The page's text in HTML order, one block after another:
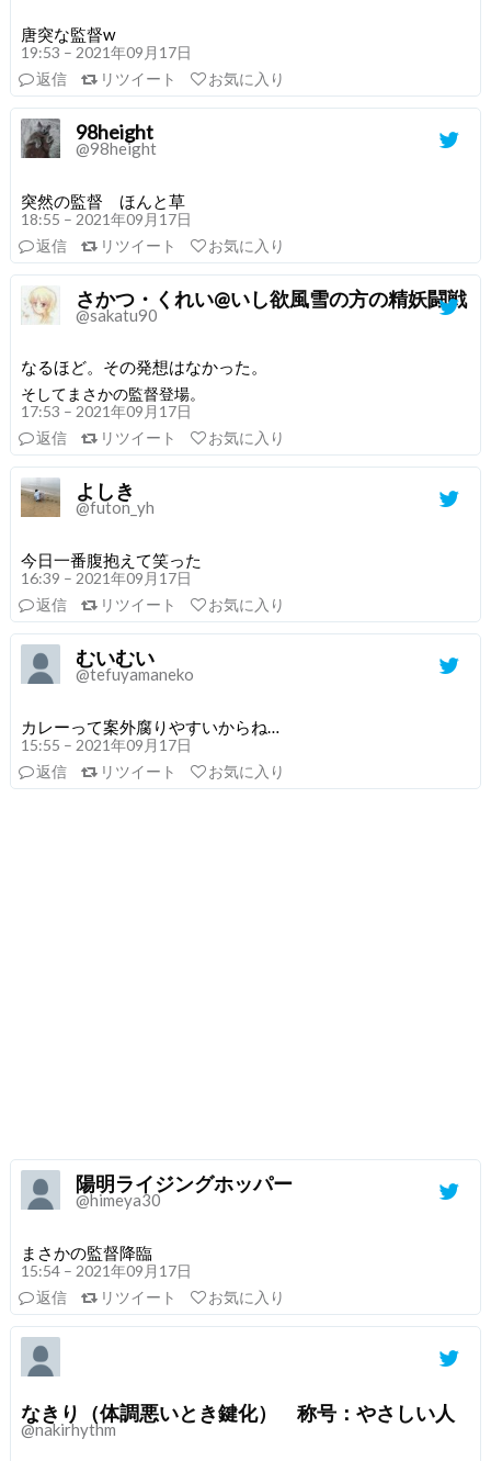
唐突な監督w
19:53 – 2021年09月17日
返信
リツイート お気に入り
98height
@98height
突然の監督 ほんと草
18:55 – 2021年09月17日
返信
リツイート お気に入り
さかつ・くれい@いし欲風雪の方の精妖闘戦
@sakatu90
なるほど。その発想はなかった。
そしてまさかの監督登場。
17:53 – 2021年09月17日
返信
リツイート お気に入り
よしき
@futon_yh
今日一番腹抱えて笑った
16:39 – 2021年09月17日
返信
リツイート お気に入り
むいむい
@tefuyamaneko
カレーって案外腐りやすいからね…
15:55 – 2021年09月17日
返信
リツイート お気に入り
陽明ライジングホッパー
@himeya30
まさかの監督降臨
15:54 – 2021年09月17日
返信
リツイート お気に入り
なきり（体調悪いとき鍵化） 称号：やさしい人
@nakirhythm